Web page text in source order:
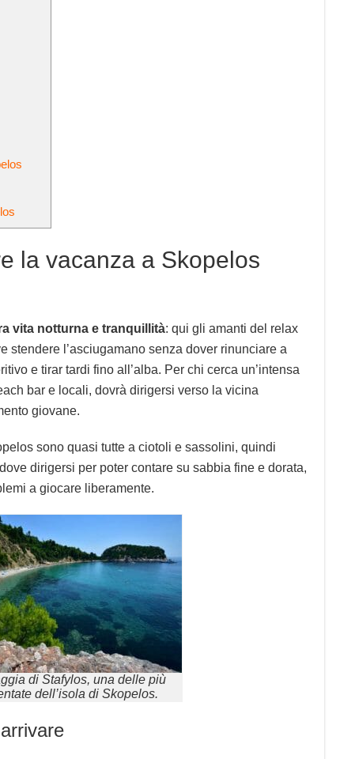
la vacanza a Skopelos
vita notturna e tranquillità: qui gli amanti del relax
stendere l’asciugamano senza dover rinunciare a
e tirar tardi fino all’alba. Per chi cerca un’intensa
bar e locali, dovrà dirigersi verso la vicina
giovane.
sono quasi tutte a ciotoli e sassolini, quindi
dirigersi per poter contare su sabbia fine e dorata,
a giocare liberamente.
di Stafylos, una delle più
dell’isola di Skopelos.